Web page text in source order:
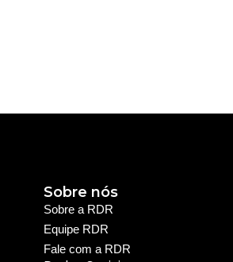
Sobre a RDR
Equipe RDR
Fale com a RDR
Sobre nós